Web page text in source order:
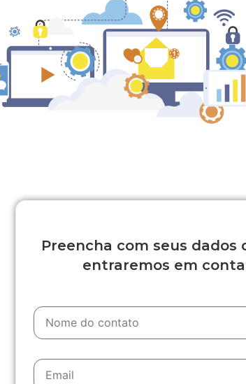
Preencha com seus dados
entraremos em